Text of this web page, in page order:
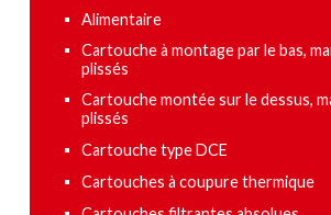
Alimentaire
Cartouche à montage par le bas,
plissés
Cartouche montée sur le dessus,
plissés
Cartouche type DCE
Cartouches à coupure thermique